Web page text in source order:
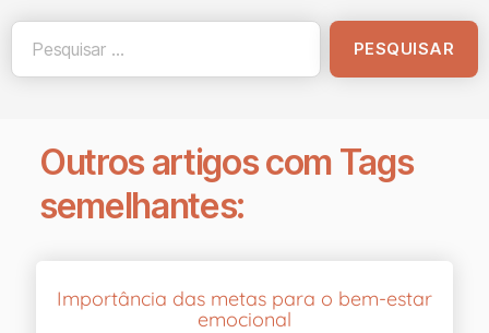
Outros artigos com Tags
semelhantes:
Importância das metas para o bem-estar
emocional